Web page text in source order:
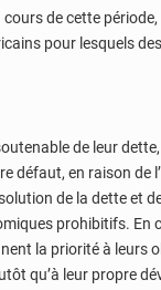
de cette
pour lesquels
de leur
défaut, en raison de
de la dette et
prohibitifs. En
la priorité à leurs
qu’à leur propre